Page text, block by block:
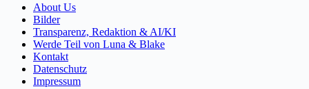
About Us
Bilder
Transparenz, Redaktion & AI/KI
Werde Teil von Luna & Blake
Kontakt
Datenschutz
Impressum